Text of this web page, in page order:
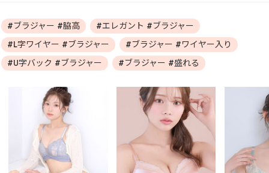
#ブラジャー #脇高
#エレガント #ブラジャー
#L字ワイヤー #ブラジャー
#ブラジャー #ワイヤー入り
#U字バック #ブラジャー
#ブラジャー #盛れる